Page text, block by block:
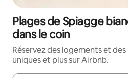
Plages de Spiagge
dans le coin
Réservez des logements et
uniques et plus sur Airbnb.